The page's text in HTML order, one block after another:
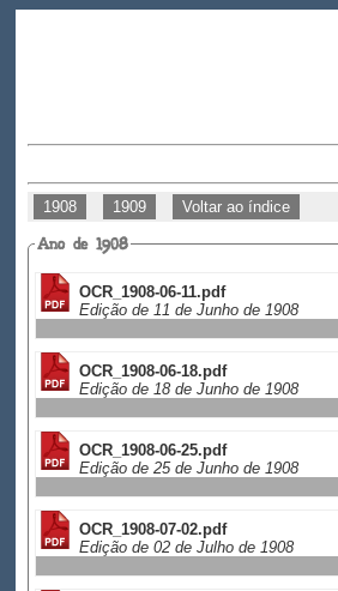
1908 1909 Voltar ao índice
Ano de 1908
OCR_1908-06-11.pdf
Edição de 11 de Junho de 1908
OCR_1908-06-18.pdf
Edição de 18 de Junho de 1908
OCR_1908-06-25.pdf
Edição de 25 de Junho de 1908
OCR_1908-07-02.pdf
Edição de 02 de Julho de 1908